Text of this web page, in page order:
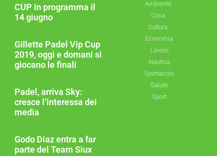
CUP in programma il
14 giugno
Gillette Padel Vip Cup
2019, oggi e domani si
giocano le finali
Padel, arriva Sky:
cresce l’interessa dei
media
Godo Diaz entra a far
parte del Team Siux
Ambiente
Casa
Cultura
Economia
Lavoro
Nautica
Spettacolo
Salute
Sport